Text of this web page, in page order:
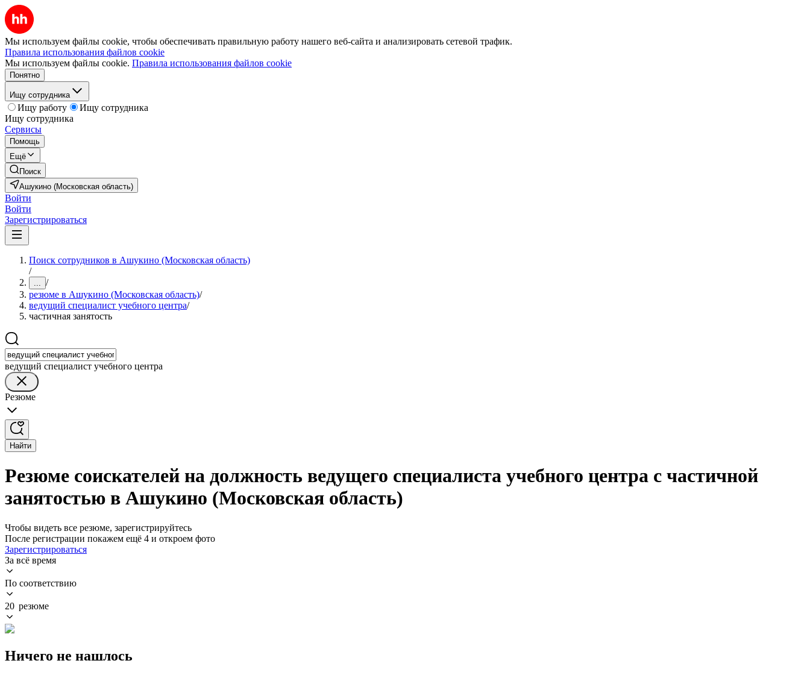
Мы используем файлы cookie, чтобы обеспечивать правильную работу нашего веб-сайта и анализировать сетевой трафик.
Правила использования файлов cookie
Мы используем файлы cookie. Правила использования файлов cookie
Понятно
Ищу сотрудника
Ищу работу
Ищу сотрудника
Ищу сотрудника
Сервисы
Помощь
Ещё
Поиск
Ашукино (Московская область)
Войти
Войти
Зарегистрироваться
Поиск сотрудников в Ашукино (Московская область)
/
... /
резюме в Ашукино (Московская область)/
ведущий специалист учебного центра/
частичная занятость
ведущий специалист учебного центра
Резюме
Найти
Резюме соискателей на должность ведущего специалиста учебного центра с частичной
занятостью в Ашукино (Московская область)
Чтобы видеть все резюме, зарегистрируйтесь
После регистрации покажем ещё 4 и откроем фото
Зарегистрироваться
За всё время
По соответствию
20 резюме
Ничего не нашлось